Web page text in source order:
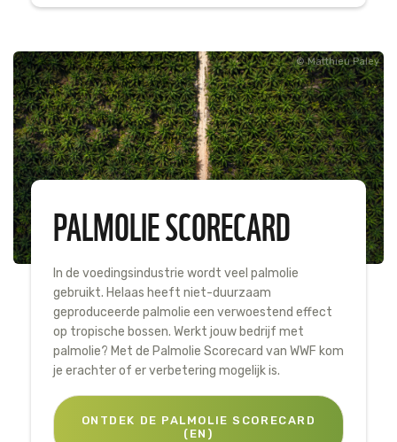
Matthieu Paley
PALMOLIE SCORECARD
In de voedingsindustrie wordt veel palmolie
gebruikt. Helaas heeft niet-duurzaam
geproduceerde palmolie een verwoestend effect
op tropische bossen. Werkt jouw bedrijf met
palmolie? Met de Palmolie Scorecard van WWF kom
je erachter of er verbetering mogelijk is.
ONTDEK DE PALMOLIE SCORECARD
(EN)